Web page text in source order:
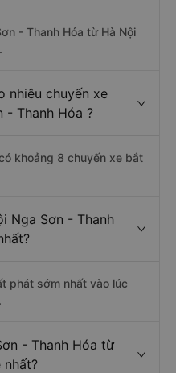
- Thanh Hóa từ Hà Nội
nhiêu chuyến xe
- Thanh Hóa ?
khoảng 8 chuyến xe bắt
Nga Sơn - Thanh
phát sớm nhất vào lúc
- Thanh Hóa từ
nhất?